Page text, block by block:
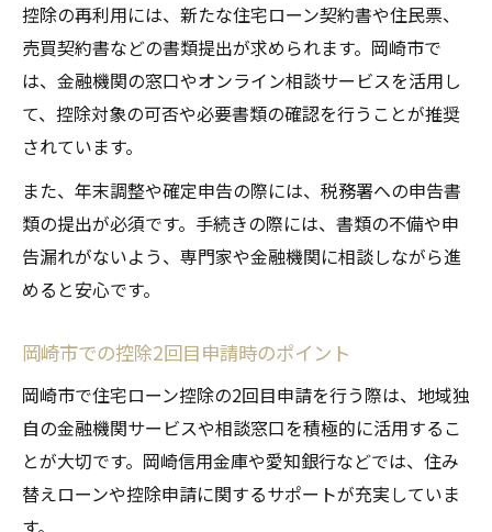
控除の再利用には、新たな住宅ローン契約書や住民票、
売買契約書などの書類提出が求められます。岡崎市で
は、金融機関の窓口やオンライン相談サービスを活用し
て、控除対象の可否や必要書類の確認を行うことが推奨
されています。
また、年末調整や確定申告の際には、税務署への申告書
類の提出が必須です。手続きの際には、書類の不備や申
告漏れがないよう、専門家や金融機関に相談しながら進
めると安心です。
岡崎市での控除2回目申請時のポイント
岡崎市で住宅ローン控除の2回目申請を行う際は、地域独
自の金融機関サービスや相談窓口を積極的に活用するこ
とが大切です。岡崎信用金庫や愛知銀行などでは、住み
替えローンや控除申請に関するサポートが充実していま